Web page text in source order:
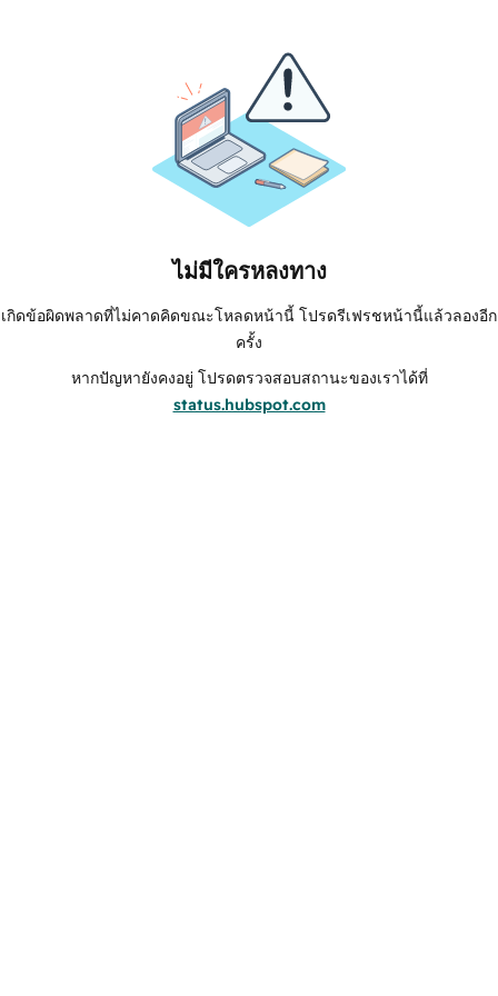
ไม่มีใครหลงทาง
เกิดข้อผิดพลาดที่ไม่คาดคิดขณะโหลดหน้านี้ โปรดรีเฟรชหน้านี้แล้วลองอีก
ครั้ง
หากปัญหายังคงอยู่ โปรดตรวจสอบสถานะของเราได้ที่
status.hubspot.com